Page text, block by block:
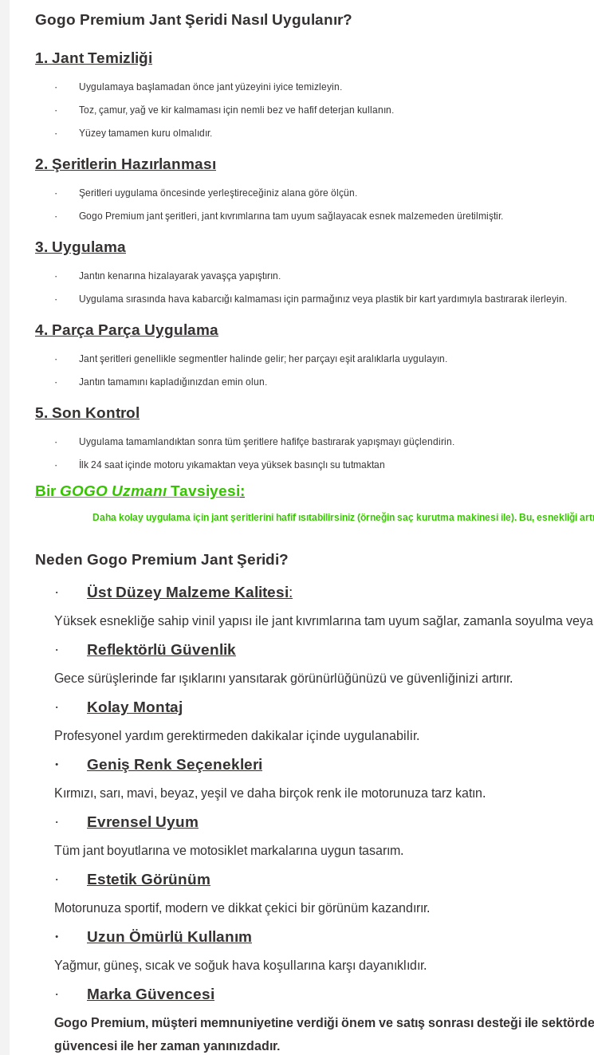
Gogo Premium Jant Şeridi Nasıl Uygulanır?
1. Jant Temizliği
· Uygulamaya başlamadan önce jant yüzeyini iyice temizleyin.
· Toz, çamur, yağ ve kir kalmaması için nemli bez ve hafif deterjan kullanın.
· Yüzey tamamen kuru olmalıdır.
2. Şeritlerin Hazırlanması
· Şeritleri uygulama öncesinde yerleştireceğiniz alana göre ölçün.
· Gogo Premium jant şeritleri, jant kıvrımlarına tam uyum sağlayacak esnek malzemeden üretilmiştir.
3. Uygulama
· Jantın kenarına hizalayarak yavaşça yapıştırın.
· Uygulama sırasında hava kabarcığı kalmaması için parmağınız veya plastik bir kart yardımıyla bastırarak ilerleyin.
4. Parça Parça Uygulama
· Jant şeritleri genellikle segmentler halinde gelir; her parçayı eşit aralıklarla uygulayın.
· Jantın tamamını kapladığınızdan emin olun.
5. Son Kontrol
· Uygulama tamamlandıktan sonra tüm şeritlere hafifçe bastırarak yapışmayı güçlendirin.
· İlk 24 saat içinde motoru yıkamaktan veya yüksek basınçlı su tutmaktan
Bir GOGO Uzmanı Tavsiyesi:
Daha kolay uygulama için jant şeritlerini hafif ısıtabilirsiniz (örneğin saç kurutma makinesi ile). Bu, esnekliği
Neden Gogo Premium Jant Şeridi?
·
Üst Düzey Malzeme Kalitesi:
Yüksek esnekliğe sahip vinil yapısı ile jant kıvrımlarına tam uyum sağlar, zamanla soyulma
· Reflektörlü Güvenlik
Gece sürüşlerinde far ışıklarını yansıtarak görünürlüğünüzü ve güvenliğinizi artırır.
· Kolay Montaj
Profesyonel yardım gerektirmeden dakikalar içinde uygulanabilir.
· Geniş Renk Seçenekleri
Kırmızı, sarı, mavi, beyaz, yeşil ve daha birçok renk ile motorunuza tarz katın.
· Evrensel Uyum
Tüm jant boyutlarına ve motosiklet markalarına uygun tasarım.
· Estetik Görünüm
Motorunuza sportif, modern ve dikkat çekici bir görünüm kazandırır.
· Uzun Ömürlü Kullanım
Yağmur, güneş, sıcak ve soğuk hava koşullarına karşı dayanıklıdır.
· Marka Güvencesi
Gogo Premium, müşteri memnuniyetine verdiği önem ve satış sonrası desteği ile
güvencesi ile her zaman yanınızdadır.